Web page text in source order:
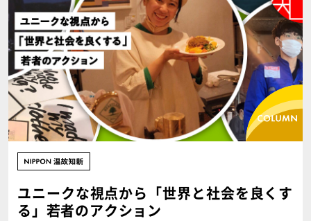
ユニークな視点から「世界と社会を良くす
る」若者のアクション